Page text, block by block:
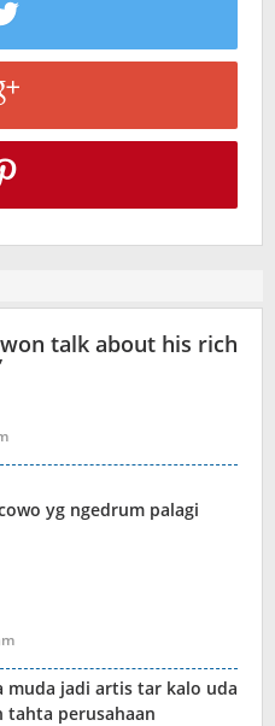
talk about his rich
yg ngedrum palagi
muda jadi artis tar kalo uda
tahta perusahaan